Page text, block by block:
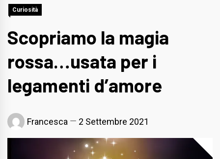
Curiosità
Scopriamo la magia
rossa…usata per i
legamenti d’amore
Francesca 2 Settembre 2021